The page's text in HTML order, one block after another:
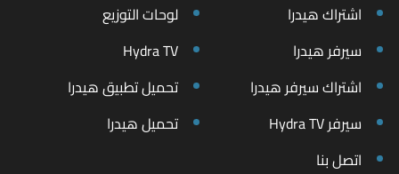
اشتراك هيدرا
لوحات التوزيع
سيرفر هيدرا
Hydra TV
اشتراك سيرفر هيدرا
تحميل تطبيق هيدرا
سيرفر Hydra TV
تحميل هيدرا
اتصل بنا